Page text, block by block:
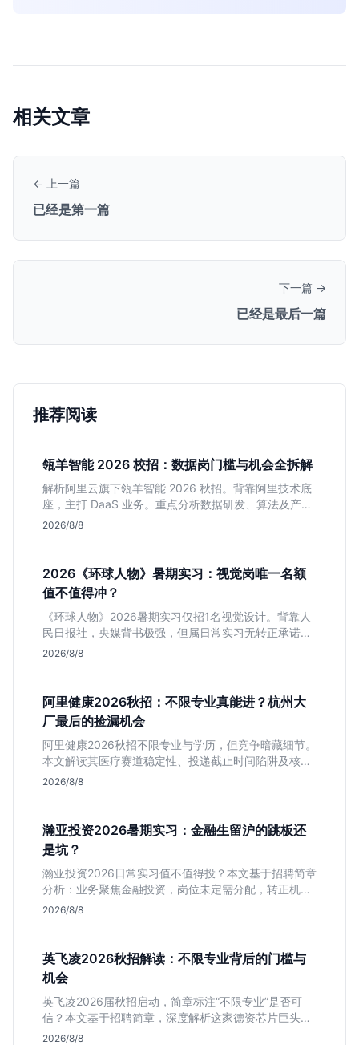
相关文章
← 上一篇
已经是第一篇
下一篇 →
已经是最后一篇
推荐阅读
瓴羊智能 2026 校招：数据岗门槛与机会全拆解
解析阿里云旗下瓴羊智能 2026 秋招。背靠阿里技术底
座，主打 DaaS 业务。重点分析数据研发、算法及产品
岗的硬性要求，评估 B 端数据路线的成长曲线与抗压挑
2026/8/8
2026《环球人物》暑期实习：视觉岗唯一名额
值不值得冲？
《环球人物》2026暑期实习仅招1名视觉设计。背靠人
民日报社，央媒背书极强，但属日常实习无转正承诺。
适合追求高含金量简历、能接受严谨流程的设计生，想
2026/8/8
阿里健康2026秋招：不限专业真能进？杭州大
厂最后的捡漏机会
阿里健康2026秋招不限专业与学历，但竞争暗藏细节。
本文解读其医疗赛道稳定性、投递截止时间陷阱及核心
岗位面试节奏，帮应届生判断是否值得投入。
2026/8/8
瀚亚投资2026暑期实习：金融生留沪的跳板还
是坑？
瀚亚投资2026日常实习值不值得投？本文基于招聘简章
分析：业务聚焦金融投资，岗位未定需分配，转正机会
不明确。适合急需上海高含金量实习证明、想接触真实
2026/8/8
英飞凌2026秋招解读：不限专业背后的门槛与
机会
英飞凌2026届秋招启动，简章标注“不限专业”是否可
信？本文基于招聘简章，深度解析这家德资芯片巨头的
行业地位、校招真实门槛及投递策略，助你判断是否值
2026/8/8